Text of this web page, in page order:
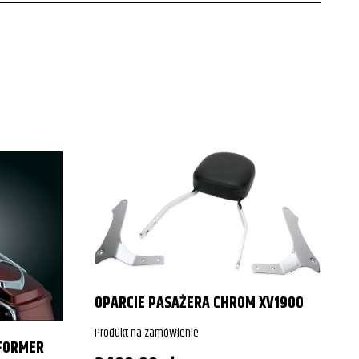
2006
2012
2013
2014
OPARCIE PASAŻERA CHROM XV1900
Produkt na zamówienie